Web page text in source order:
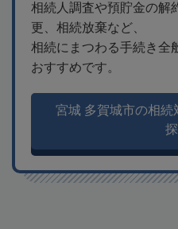
相続人調査や預貯金の解
更、相続放棄など、
相続にまつわる手続き全
おすすめです。
宮城 多賀城市の相続